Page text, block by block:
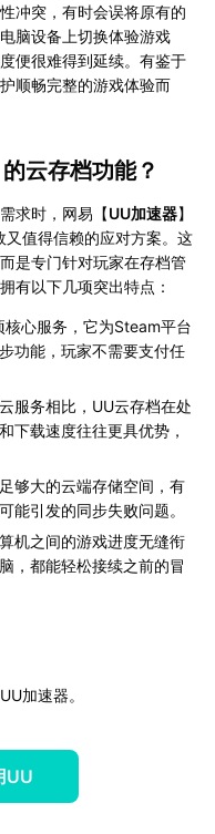
冲突，有时会误将原有的
脑设备上切换体验游戏
便很难得到延续。有鉴于
顺畅完整的游戏体验而
的云存档功能？
求时，网易【UU加速器】
值得信赖的应对方案。这
是专门针对玩家在存档管
有以下几项突出特点：
核心服务，它为Steam平台
功能，玩家不需要支付任
服务相比，UU云存档在处
下载速度往往更具优势，
够大的云端存储空间，有
能引发的同步失败问题。
机之间的游戏进度无缝衔
，都能轻松接续之前的冒
加速器。
UU